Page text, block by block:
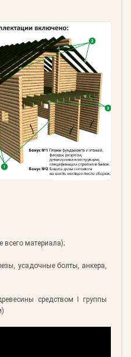
всего материала);
усадочные болты, анкера,
средством I группы